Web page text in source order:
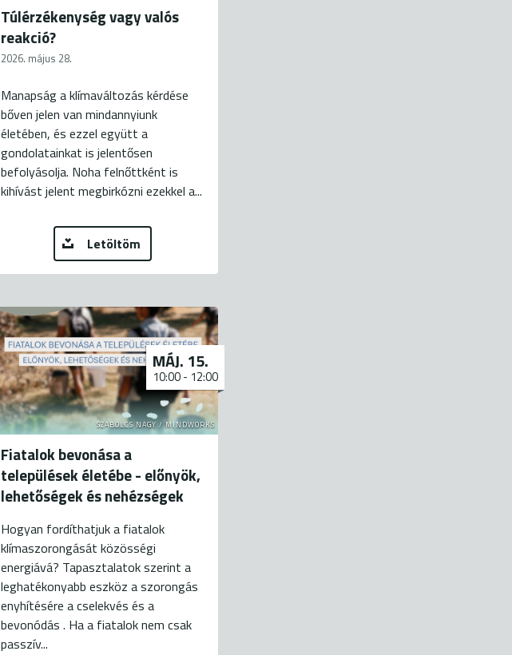
Túlérzékenység vagy valós
reakció?
2026. május 28.
Manapság a klímaváltozás kérdése
bőven jelen van mindannyiunk
életében, és ezzel együtt a
gondolatainkat is jelentősen
befolyásolja. Noha felnőttként is
kihívást jelent megbirkózni ezekkel a...
Letöltöm
SZABOLCS NAGY / MINDWORKS
Fiatalok bevonása a
települések életébe - előnyök,
lehetőségek és nehézségek
MÁJ. 15.
10:00- 12:00
Hogyan fordíthatjuk a fiatalok
klímaszorongását közösségi
energiává? Tapasztalatok szerint a
leghatékonyabb eszköz a szorongás
enyhítésére a cselekvés és a
bevonódás . Ha a fiatalok nem csak
passzív...